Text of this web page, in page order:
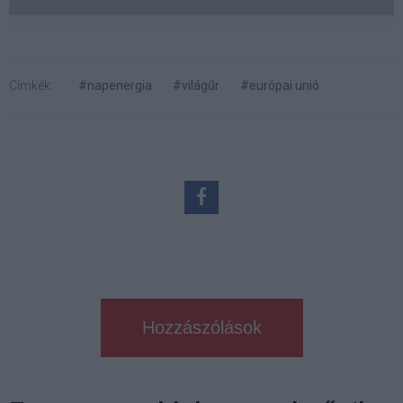
Címkék: #napenergia #világűr #európai unió
Hozzászólások